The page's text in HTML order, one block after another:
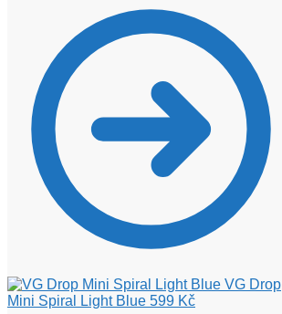
VG Drop
Mini Spiral Light Blue 599 Kč